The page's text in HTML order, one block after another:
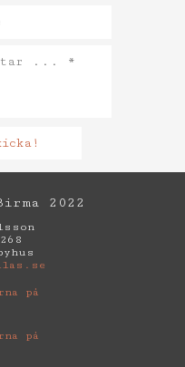
2022
på
på